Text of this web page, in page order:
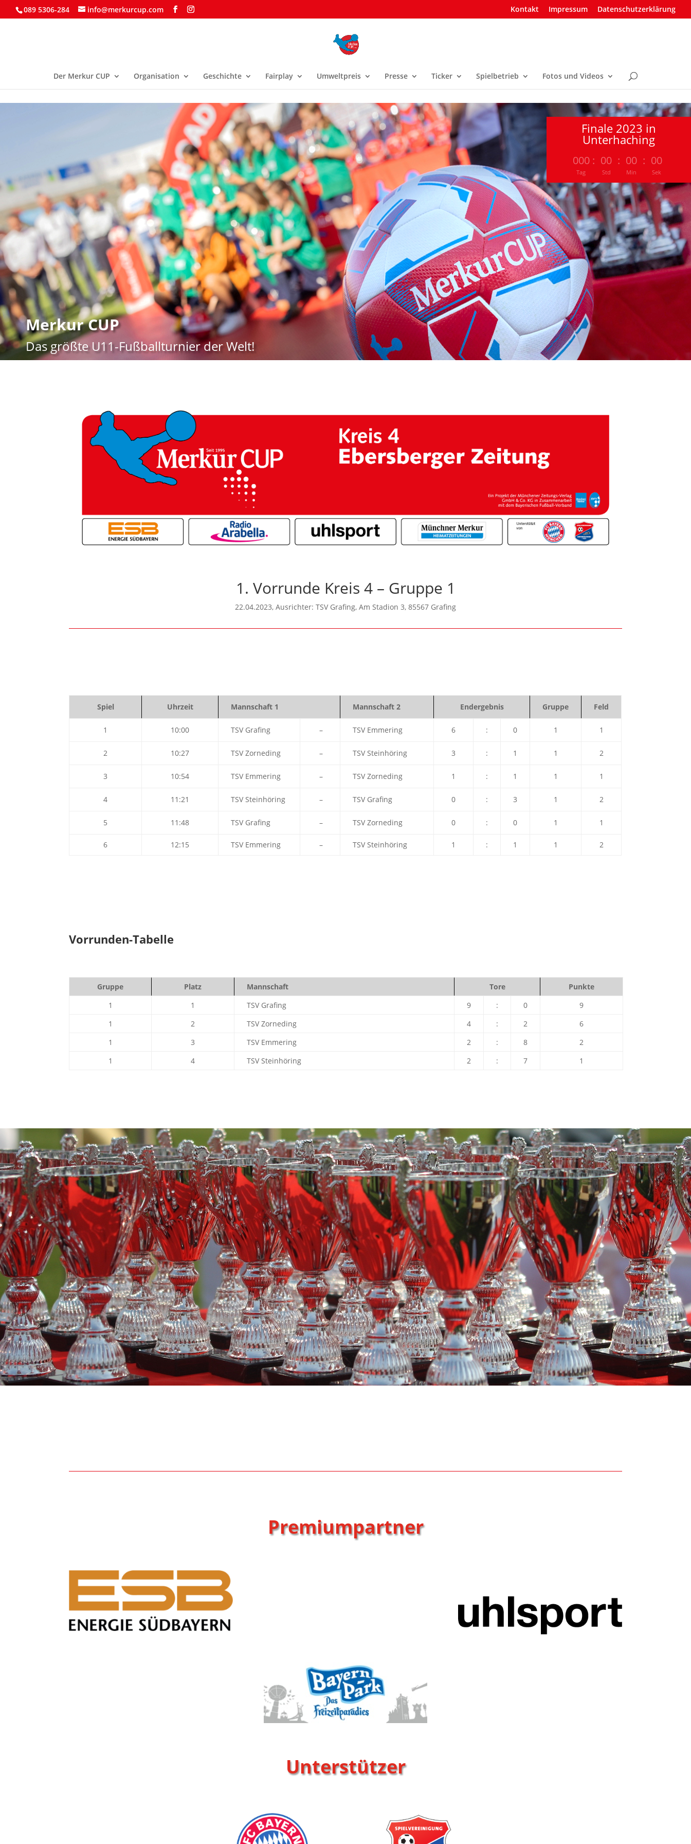
089 5306-284 info@merkurcup.com Kontakt Impressum Datenschutzerklärung
Der Merkur CUP Organisation Geschichte Fairplay Umweltpreis Presse Ticker Spielbetrieb Fotos und Videos
Merkur CUP
Das größte U11-Fußballturnier der Welt!
Finale 2023 in
Unterhaching
000
Tag
: 00
Std
: 00
Min
: 00
Sek
1. Vorrunde Kreis 4 – Gruppe 1
22.04.2023, Ausrichter: TSV Grafing, Am Stadion 3, 85567 Grafing
Spiel Uhrzeit Mannschaft 1 Mannschaft 2 Endergebnis Gruppe Feld
1 10:00 TSV Grafing – TSV Emmering 6 : 0 1 1
2 10:27 TSV Zorneding – TSV Steinhöring 3 : 1 1 2
3 10:54 TSV Emmering – TSV Zorneding 1 : 1 1 1
4 11:21 TSV Steinhöring – TSV Grafing 0 : 3 1 2
5 11:48 TSV Grafing – TSV Zorneding 0 : 0 1 1
6 12:15 TSV Emmering – TSV Steinhöring 1 : 1 1 2
Vorrunden-Tabelle
Gruppe Platz Mannschaft Tore
Punkte
1
1 TSV Grafing 9 : 0
9
1
2 TSV Zorneding 4 : 2
6
1
3 TSV Emmering 2 : 8
2
1
4 TSV Steinhöring 2 : 7 1
Premiumpartner
Unterstützer